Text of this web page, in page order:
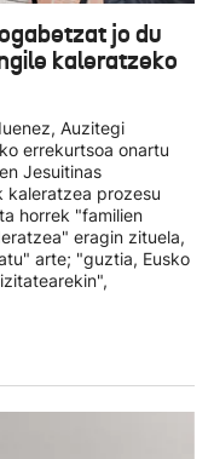
jo du
kaleratzeko
Auzitegi
errekurtsoa onartu
Jesuitinas
kaleratzea prozesu
horrek "familien
eragin zituela,
arte; "guztia, Eusko